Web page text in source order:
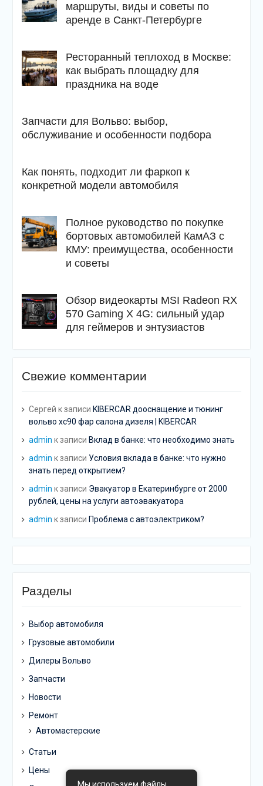
маршруты, виды и советы по
аренде в Санкт-Петербурге
Ресторанный теплоход в Москве:
как выбрать площадку для
праздника на воде
Запчасти для Вольво: выбор,
обслуживание и особенности подбора
Как понять, подходит ли фаркоп к
конкретной модели автомобиля
Полное руководство по покупке
бортовых автомобилей КамАЗ с
КМУ: преимущества, особенности
и советы
Обзор видеокарты MSI Radeon RX
570 Gaming X 4G: сильный удар
для геймеров и энтузиастов
Свежие комментарии
Сергей к записи KIBERCAR дооснащение и тюнинг
вольво хс90 фар салона дизеля | KIBERCAR
admin к записи Вклад в банке: что необходимо знать
admin к записи Условия вклада в банке: что нужно
знать перед открытием?
admin к записи Эвакуатор в Екатеринбурге от 2000
рублей, цены на услуги автоэвакуатора
admin к записи Проблема с автоэлектриком?
Разделы
Выбор автомобиля
Грузовые автомобили
Дилеры Вольво
Запчасти
Новости
Ремонт
Автомастерские
Статьи
Цены